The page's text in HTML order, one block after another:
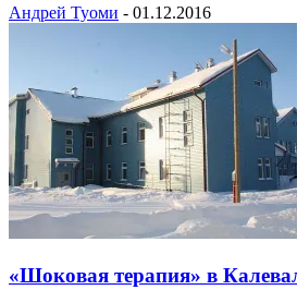
Андрей Туоми - 01.12.2016
«Шоковая терапия» в